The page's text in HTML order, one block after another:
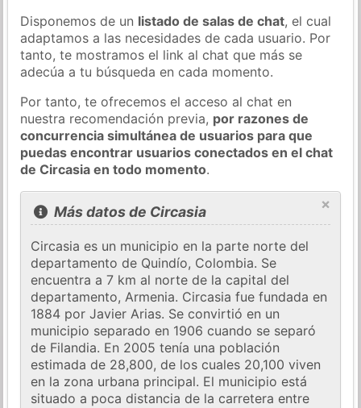
Disponemos de un listado de salas de chat, el cual
adaptamos a las necesidades de cada usuario. Por
tanto, te mostramos el link al chat que más se
adecúa a tu búsqueda en cada momento.
Por tanto, te ofrecemos el acceso al chat en
nuestra recomendación previa, por razones de
concurrencia simultánea de usuarios para que
puedas encontrar usuarios conectados en el chat
de Circasia en todo momento.
×
Más datos de Circasia
Circasia es un municipio en la parte norte del
departamento de Quindío, Colombia. Se
encuentra a 7 km al norte de la capital del
departamento, Armenia. Circasia fue fundada en
1884 por Javier Arias. Se convirtió en un
municipio separado en 1906 cuando se separó
de Filandia. En 2005 tenía una población
estimada de 28,800, de los cuales 20,100 viven
en la zona urbana principal. El municipio está
situado a poca distancia de la carretera entre